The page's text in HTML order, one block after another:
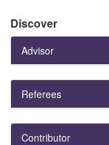
Discover
Advisor
Referees
Contributor